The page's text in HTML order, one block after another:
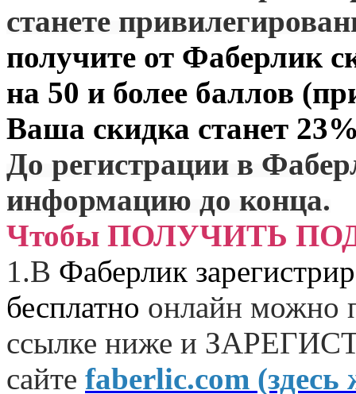
станете
получите от Фаберлик
на 50 и более баллов
Ваша скидка станет
До регистрации в
информацию до конца.
Чтобы ПОЛУЧИТЬ
1.В Фаберлик
бесплатно онлайн можно
ссылке ниже и
сайте faberlic.com